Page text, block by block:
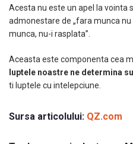
Acesta nu este un apel la vointa
admonestare de „fara munca nu
munca, nu-i rasplata”.
Aceasta este componenta cea
luptele noastre ne determina
ti luptele cu intelepciune.
Sursa articolului: QZ.com